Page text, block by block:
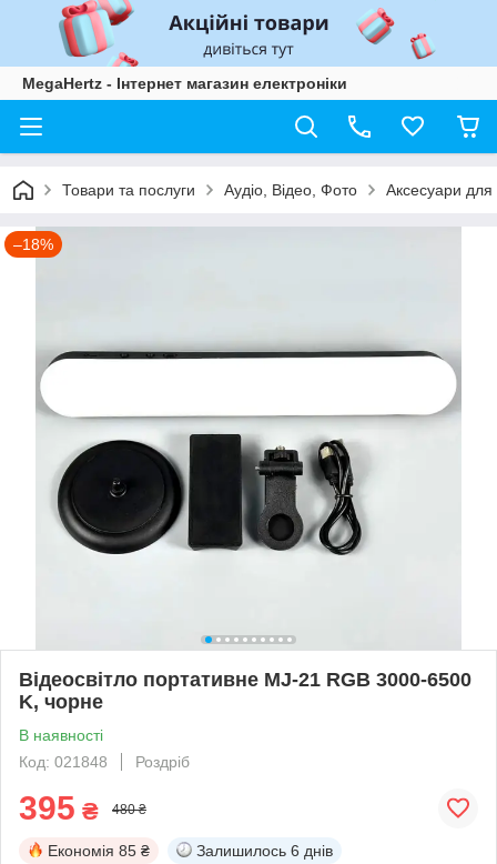
MegaHertz - Інтернет магазин електроніки
Товари та послуги Аудіо, Відео, Фото Аксесуари
–18%
Відеосвітло портативне MJ-21 RGB 3000-6500
K, чорне
В наявності
Код: 021848
Роздріб
395 ₴ 480 ₴
Економія 85 ₴ Залишилось 6 днів